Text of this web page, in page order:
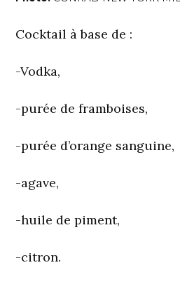
Cocktail à base de :
-Vodka,
-purée de framboises,
-purée d’orange sanguine,
-agave,
-huile de piment,
-citron.